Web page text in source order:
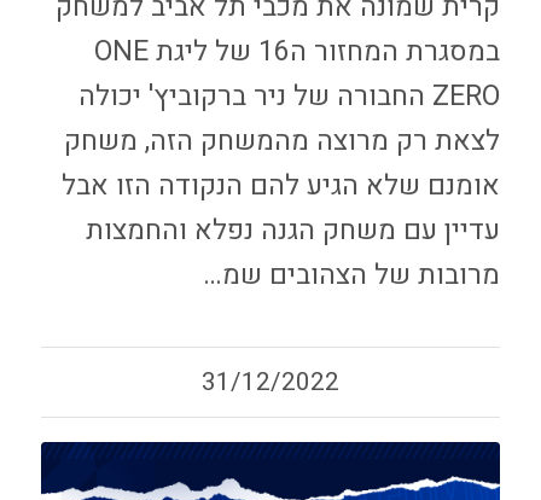
במסגרת המחזור ה16 של ליגת ONE
ZERO החבורה של ניר ברקוביץ' יכולה
לצאת רק מרוצה מהמשחק הזה, משחק
אומנם שלא הגיע להם הנקודה הזו אבל
עדיין עם משחק הגנה נפלא והחמצות
מרובות של הצהובים שמ…
31/12/2022